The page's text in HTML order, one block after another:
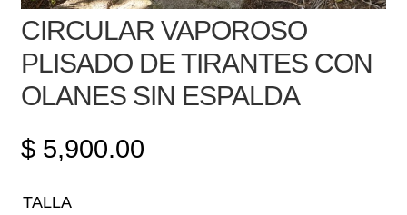
CIRCULAR VAPOROSO
PLISADO DE TIRANTES CON
OLANES SIN ESPALDA
$5,900.00
TALLA